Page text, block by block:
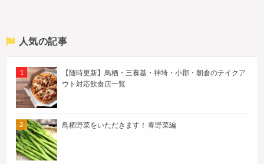
人気の記事
【随時更新】鳥栖・三養基・神埼・小郡・朝倉のテイクア
ウト対応飲食店一覧
鳥栖野菜をいただきます！ 春野菜編